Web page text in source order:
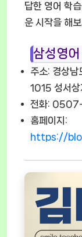
답한 영어 학
운 시작을 해
삼성영어
주소: 경상남
1015 성서
전화:
홈페이지:
https://